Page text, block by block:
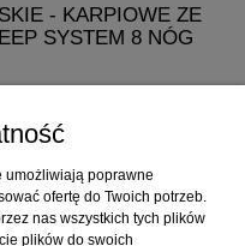
- KARPIOWE ZE
SYSTEM 8 NÓG
umożliwiają poprawne
ofertę do Twoich potrzeb.
nas wszystkich tych plików
plików do swoich